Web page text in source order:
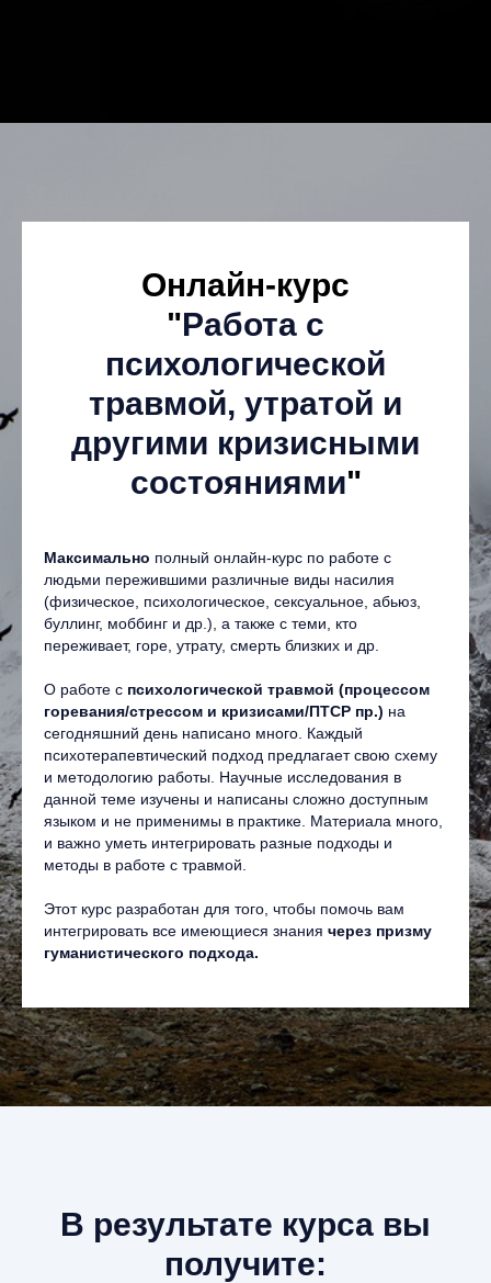
Онлайн-курс
"Работа с
психологической
травмой, утратой и
другими кризисными
состояниями"
Максимально полный онлайн-курс по работе с
людьми пережившими различные виды насилия
(физическое, психологическое, сексуальное, абьюз,
буллинг, моббинг и др.), а также с теми, кто
переживает, горе, утрату, смерть близких и др.
О работе с психологической травмой (процессом
горевания/стрессом и кризисами/ПТСР пр.) на
сегодняшний день написано много. Каждый
психотерапевтический подход предлагает свою схему
и методологию работы. Научные исследования в
данной теме изучены и написаны сложно доступным
языком и не применимы в практике. Материала много,
и важно уметь интегрировать разные подходы и
методы в работе с травмой.
Этот курс разработан для того, чтобы помочь вам
интегрировать все имеющиеся знания через призму
гуманистического подхода.
В результате курса вы
получите: